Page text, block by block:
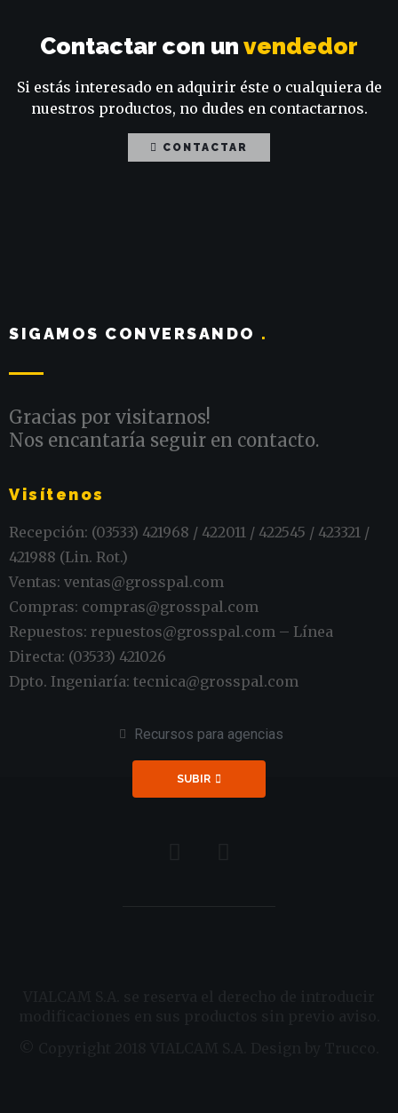
Contactar con un vendedor
Si estás interesado en adquirir éste o cualquiera de
nuestros productos, no dudes en contactarnos.
CONTACTAR
SIGAMOS CONVERSANDO .
Gracias por visitarnos!
Nos encantaría seguir en contacto.
Visítenos
Recepción: (03533) 421968 / 422011 / 422545 / 423321 /
421988 (Lin. Rot.)
Ventas: ventas@grosspal.com
Compras: compras@grosspal.com
Repuestos: repuestos@grosspal.com – Línea
Directa: (03533) 421026
Dpto. Ingeniaría: tecnica@grosspal.com
Recursos para agencias
SUBIR